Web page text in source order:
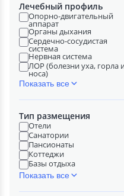
Лечебный профиль
Опорно-двигательный
аппарат
Органы дыхания
Сердечно-сосудистая
система
Нервная система
ЛОР (болезни уха, горла
носа)
Показать все
Тип размещения
Отели
Санатории
Пансионаты
Коттеджи
Базы отдыха
Показать все